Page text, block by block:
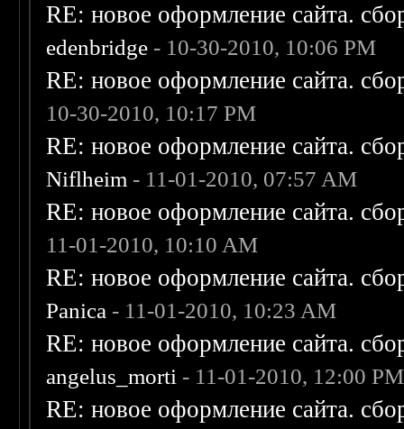
RE: новое оформление сайта.
edenbridge - 10-30-2010, 10:06 PM
RE: новое оформление сайта.
10-30-2010, 10:17 PM
RE: новое оформление сайта.
Niflheim - 11-01-2010, 07:57 AM
RE: новое оформление сайта.
11-01-2010, 10:10 AM
RE: новое оформление сайта.
Panica - 11-01-2010, 10:23 AM
RE: новое оформление сайта.
angelus_morti - 11-01-2010, 12:00 PM
RE: новое оформление сайта.